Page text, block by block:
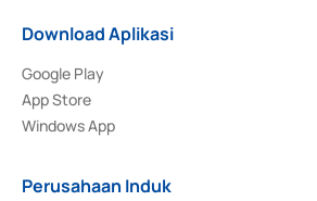
Download Aplikasi
Google Play
App Store
Windows App
Perusahaan Induk